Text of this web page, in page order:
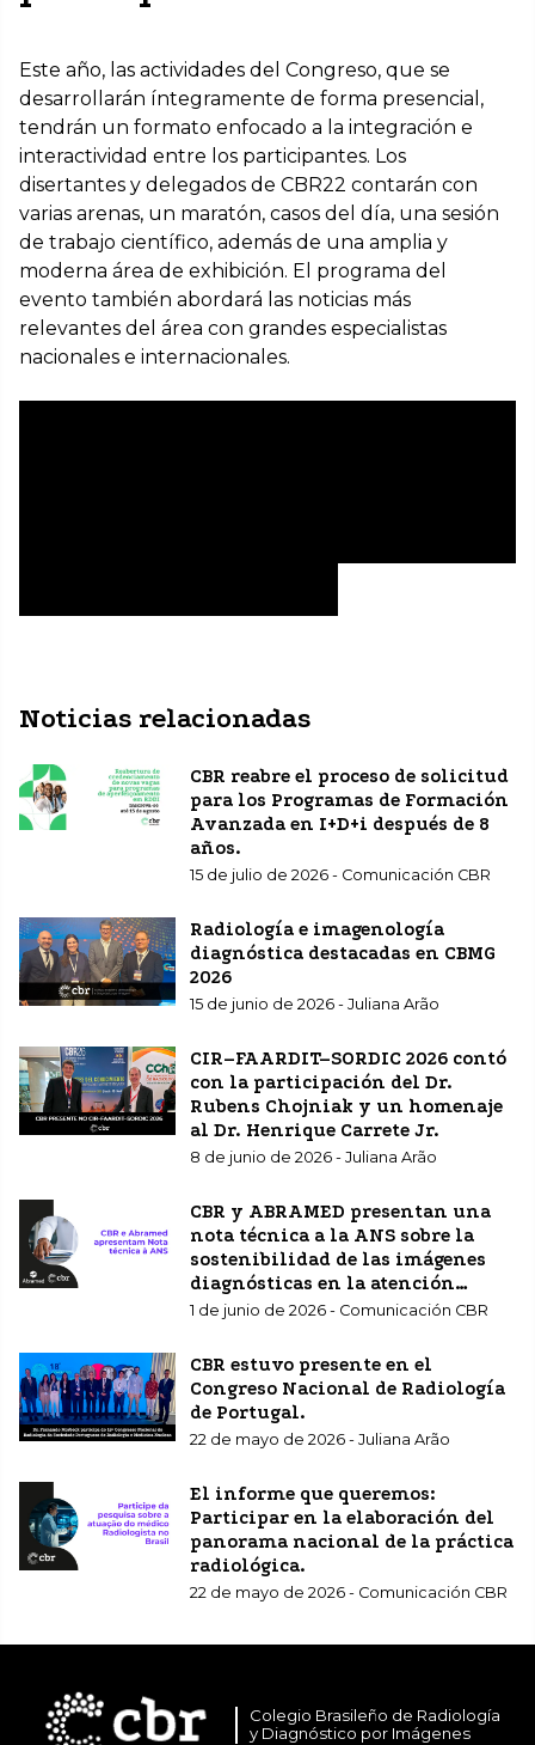
Este año, las actividades del Congreso, que se
desarrollarán íntegramente de forma presencial,
tendrán un formato enfocado a la integración e
interactividad entre los participantes. Los
disertantes y delegados de CBR22 contarán con
varias arenas, un maratón, casos del día, una sesión
de trabajo científico, además de una amplia y
moderna área de exhibición. El programa del
evento también abordará las noticias más
relevantes del área con grandes especialistas
nacionales e internacionales.
Noticias relacionadas
CBR reabre el proceso de solicitud
para los Programas de Formación
Avanzada en I+D+i después de 8
años.
15 de julio de 2026 - Comunicación CBR
Radiología e imagenología
diagnóstica destacadas en CBMG
2026
15 de junio de 2026 - Juliana Arão
CIR–FAARDIT–SORDIC 2026 contó
con la participación del Dr.
Rubens Chojniak y un homenaje
al Dr. Henrique Carrete Jr.
8 de junio de 2026 - Juliana Arão
CBR y ABRAMED presentan una
nota técnica a la ANS sobre la
sostenibilidad de las imágenes
diagnósticas en la atención
sanitaria complementaria.
1 de junio de 2026 - Comunicación CBR
CBR estuvo presente en el
Congreso Nacional de Radiología
de Portugal.
22 de mayo de 2026 - Juliana Arão
El informe que queremos:
Participar en la elaboración del
panorama nacional de la práctica
radiológica.
22 de mayo de 2026 - Comunicación CBR
Colegio Brasileño de Radiología
y Diagnóstico por Imágenes